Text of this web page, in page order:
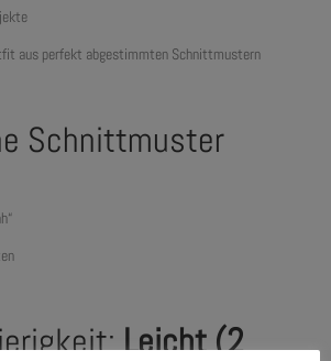
aus perfekt abgestimmten Schnittmustern
Schnittmuster
Leicht (2